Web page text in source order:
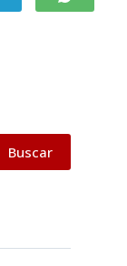
Buscar